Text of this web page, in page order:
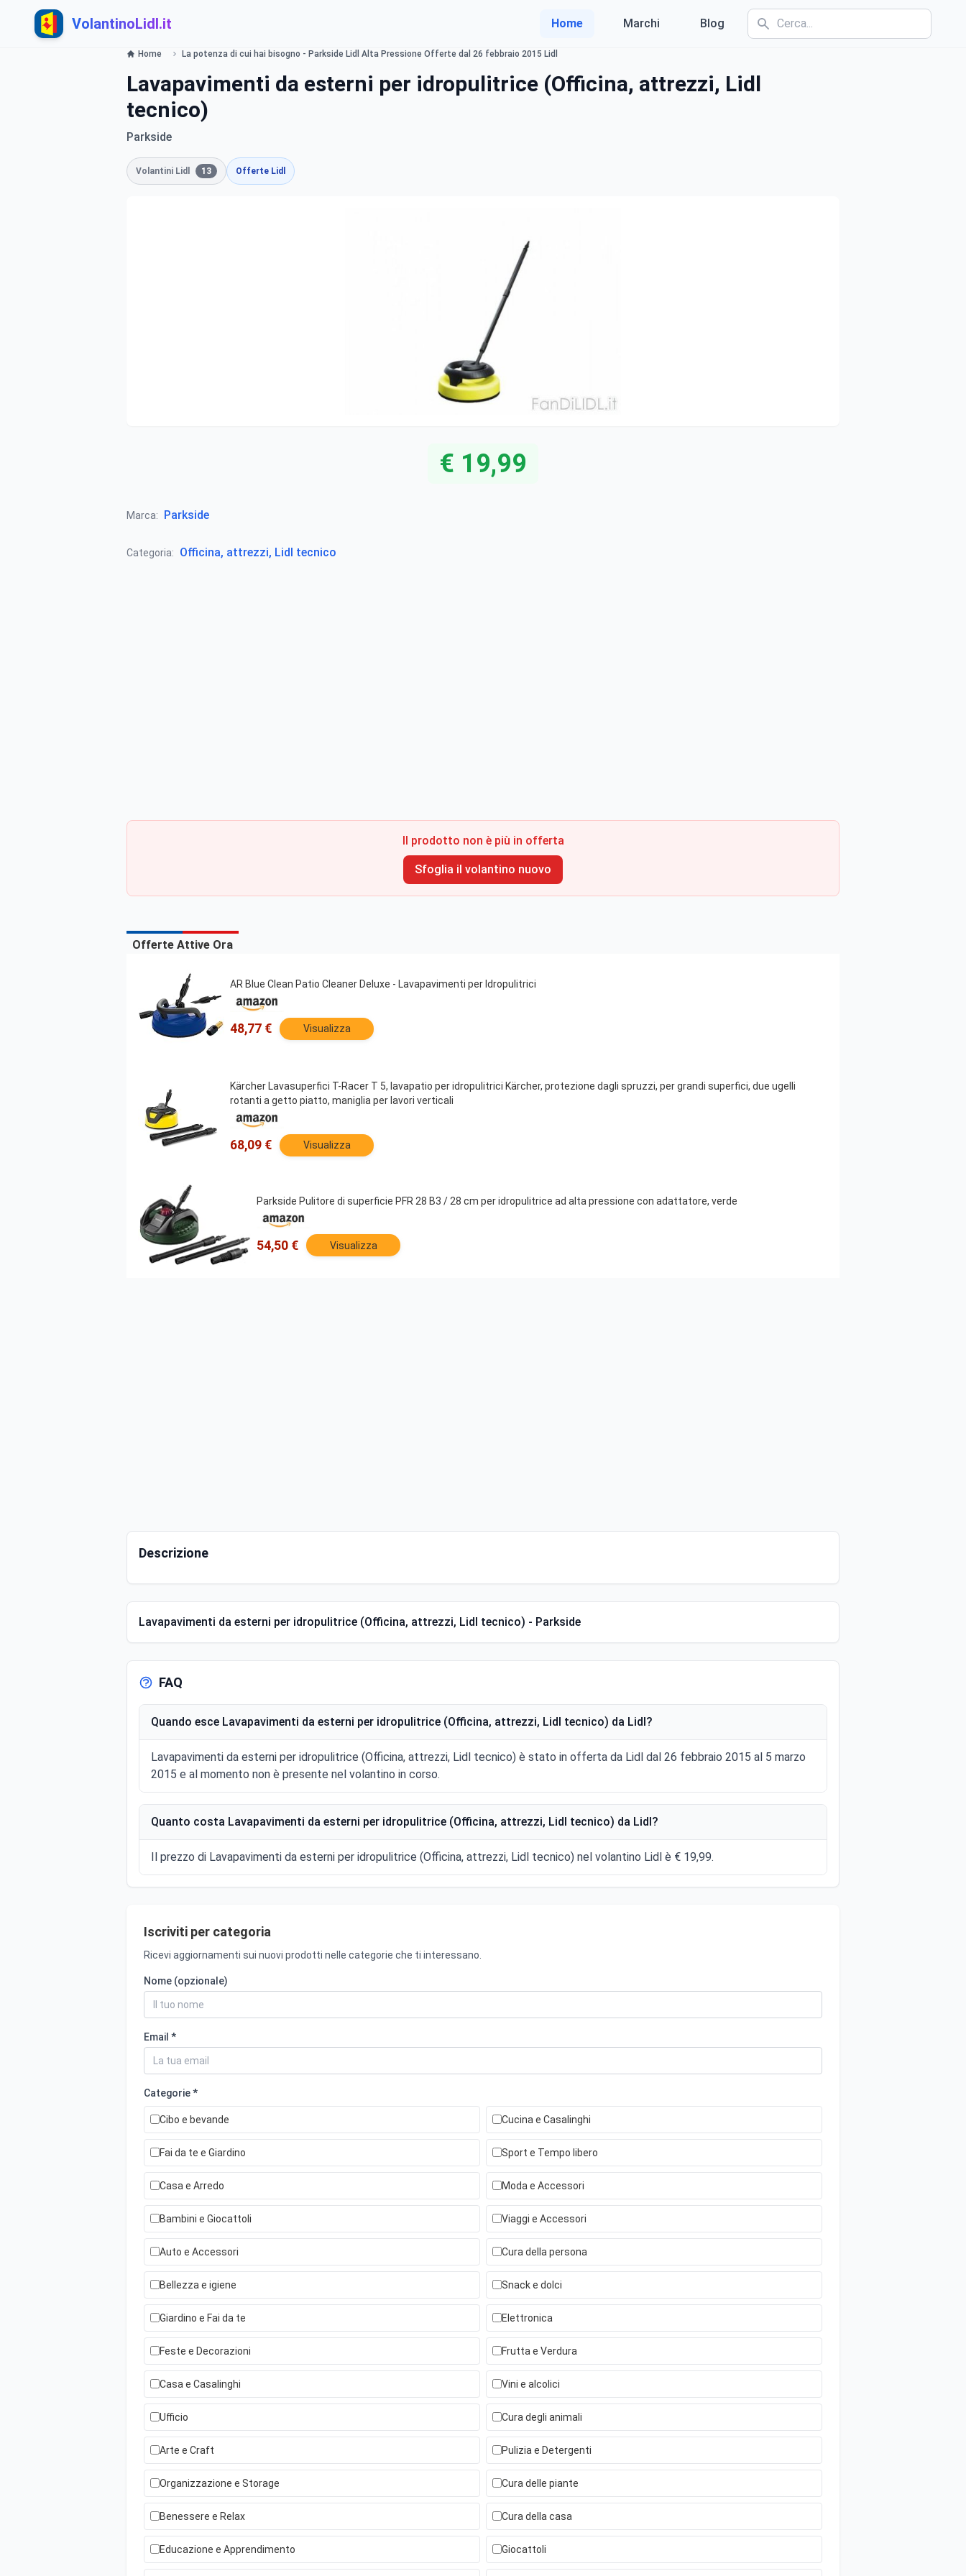
VolantinoLidl.it Home Marchi Blog
Home La potenza di cui hai bisogno - Parkside Lidl Alta Pressione Offerte dal 26 febbraio 2015 Lidl
Lavapavimenti da esterni per idropulitrice (Officina, attrezzi, Lidl
tecnico)
Parkside
Volantini Lidl 13 Offerte Lidl
€ 19,99
Marca: Parkside
Categoria: Officina, attrezzi, Lidl tecnico
Il prodotto non è più in offerta
Sfoglia il volantino nuovo
Offerte Attive Ora
AR Blue Clean Patio Cleaner Deluxe - Lavapavimenti per Idropulitrici
48,77 € Visualizza
Kärcher Lavasuperfici T-Racer T 5, lavapatio per idropulitrici Kärcher, protezione dagli spruzzi, per grandi superfici, due ugelli
rotanti a getto piatto, maniglia per lavori verticali
68,09 € Visualizza
Parkside Pulitore di superficie PFR 28 B3 / 28 cm per idropulitrice ad alta pressione con adattatore, verde
54,50 € Visualizza
Descrizione
Lavapavimenti da esterni per idropulitrice (Officina, attrezzi, Lidl tecnico) - Parkside
FAQ
Quando esce Lavapavimenti da esterni per idropulitrice (Officina, attrezzi, Lidl tecnico) da Lidl?
Lavapavimenti da esterni per idropulitrice (Officina, attrezzi, Lidl tecnico) è stato in offerta da Lidl dal 26 febbraio 2015 al 5 marzo
2015 e al momento non è presente nel volantino in corso.
Quanto costa Lavapavimenti da esterni per idropulitrice (Officina, attrezzi, Lidl tecnico) da Lidl?
Il prezzo di Lavapavimenti da esterni per idropulitrice (Officina, attrezzi, Lidl tecnico) nel volantino Lidl è € 19,99.
Iscriviti per categoria
Ricevi aggiornamenti sui nuovi prodotti nelle categorie che ti interessano.
Nome (opzionale)
Email *
Categorie *
Cibo e bevande Cucina e Casalinghi
Fai da te e Giardino Sport e Tempo libero
Casa e Arredo Moda e Accessori
Bambini e Giocattoli Viaggi e Accessori
Auto e Accessori Cura della persona
Bellezza e igiene Snack e dolci
Giardino e Fai da te Elettronica
Feste e Decorazioni Frutta e Verdura
Casa e Casalinghi Vini e alcolici
Ufficio Cura degli animali
Arte e Craft Pulizia e Detergenti
Organizzazione e Storage Cura delle piante
Benessere e Relax Cura della casa
Educazione e Apprendimento Giocattoli